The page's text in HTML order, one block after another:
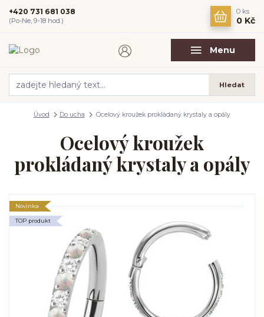
Menu
Hledat
+420 731 681 038
(Po-Ne, 9-18 hod.)
0 ks
0 Kč
Úvod Do ucha Ocelový kroužek prokládaný krystaly a opály
Ocelový kroužek
prokládaný krystaly a opály
Novinka
TOP produkt